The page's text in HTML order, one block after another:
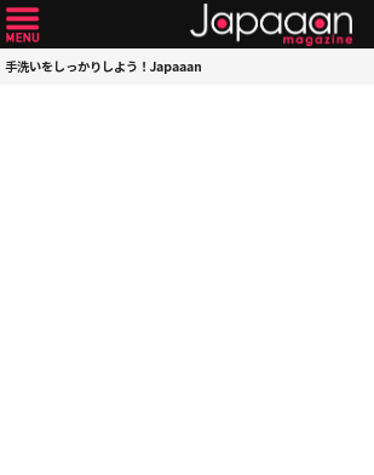
手洗いをしっかりしよう！Japaaan